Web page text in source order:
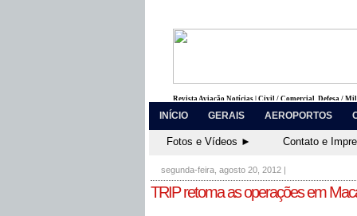
Revista Aviação Notícias | Civil / Comercial, Defesa /
INÍCIO GERAIS AEROPORTOS
Fotos e Vídeos ► Contato e
segunda-feira, agosto 20, 2012 |
TRIP retoma as operações em